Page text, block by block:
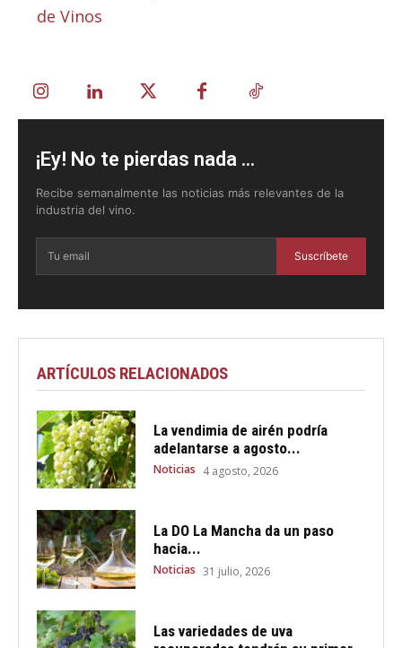
de Vinos
¡Ey! No te pierdas nada ...
Recibe semanalmente las noticias más relevantes de la
industria del vino.
Suscríbete
ARTÍCULOS RELACIONADOS
La vendimia de airén podría
adelantarse a agosto...
Noticias 4 agosto, 2026
La DO La Mancha da un paso
hacia...
Noticias 31 julio, 2026
Las variedades de uva